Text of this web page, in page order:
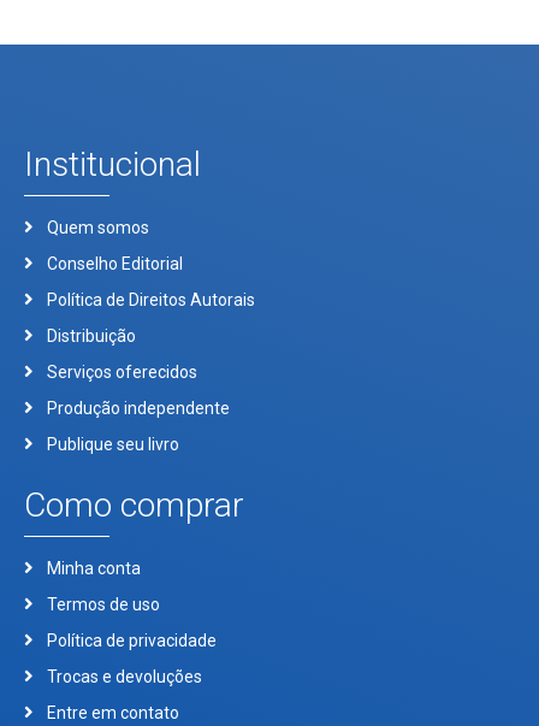
Institucional
Quem somos
Conselho Editorial
Política de Direitos Autorais
Distribuição
Serviços oferecidos
Produção independente
Publique seu livro
Como comprar
Minha conta
Termos de uso
Política de privacidade
Trocas e devoluções
Entre em contato